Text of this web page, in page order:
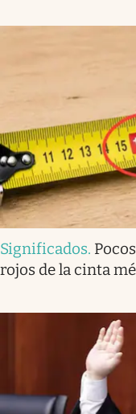
Significados.
rojos de la cinta